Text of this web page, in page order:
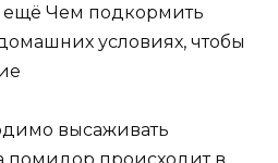
Чем подкормить
условиях, чтобы
высаживать